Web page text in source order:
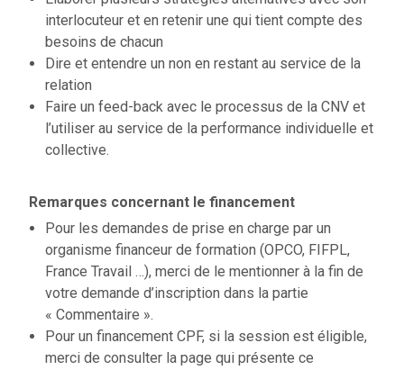
interlocuteur et en retenir une qui tient compte des
besoins de chacun
Dire et entendre un non en restant au service de la
relation
Faire un feed-back avec le processus de la CNV et
l’utiliser au service de la performance individuelle et
collective.
Remarques concernant le financement
Pour les demandes de prise en charge par un
organisme financeur de formation (OPCO, FIFPL,
France Travail …), merci de le mentionner à la fin de
votre demande d’inscription dans la partie
« Commentaire ».
Pour un financement CPF, si la session est éligible,
merci de consulter la page qui présente ce